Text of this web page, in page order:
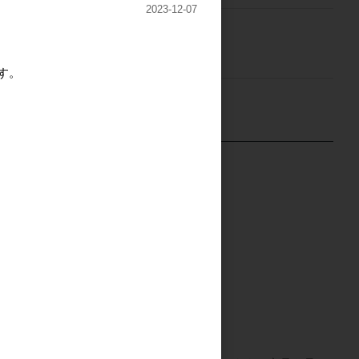
2023-12-07
。